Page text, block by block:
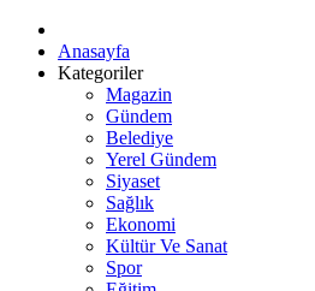
Anasayfa
Kategoriler
Magazin
Gündem
Belediye
Yerel Gündem
Siyaset
Sağlık
Ekonomi
Kültür Ve Sanat
Spor